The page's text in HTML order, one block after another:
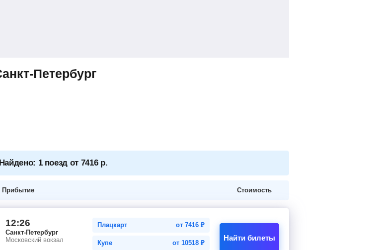
Петербург
Найдено: 1 поезд от 7416 р.
Прибытие Стоимость
12:26
Санкт-Петербург
Московский вокзал
Плацкарт от 7416 ₽
Купе от 10518 ₽
Найти билеты